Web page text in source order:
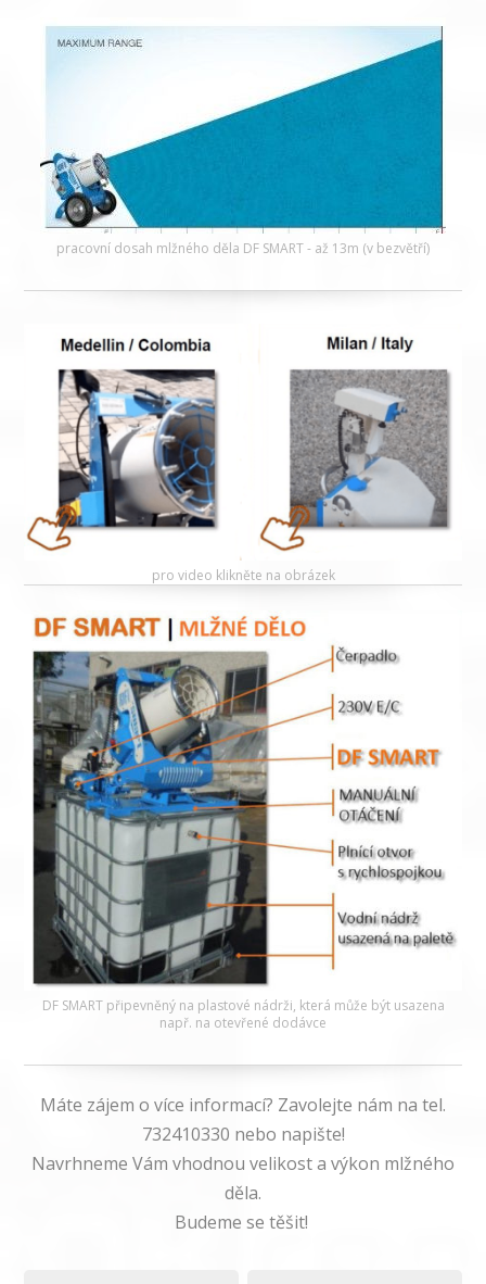
pracovní dosah mlžného děla DF SMART - až 13m (v bezvětří)
pro video klikněte na obrázek
DF SMART připevněný na plastové nádrži, která může být usazena
např. na otevřené dodávce
Máte zájem o více informací? Zavolejte nám na tel.
732410330 nebo napište!
Navrhneme Vám vhodnou velikost a výkon mlžného
děla.
Budeme se těšit!